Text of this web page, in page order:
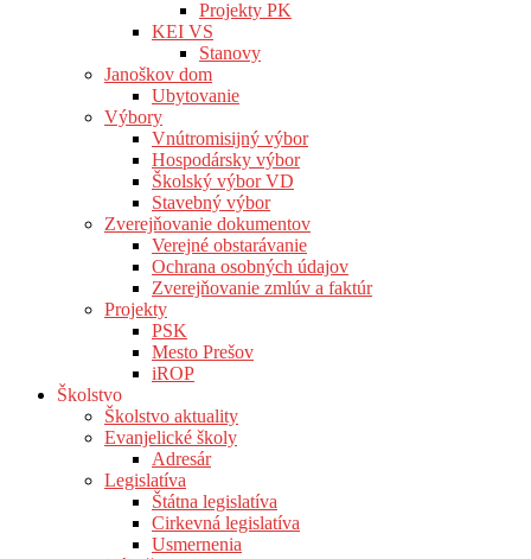
Projekty PK
KEI VS
Stanovy
Janoškov dom
Ubytovanie
Výbory
Vnútromisijný výbor
Hospodársky výbor
Školský výbor VD
Stavebný výbor
Zverejňovanie dokumentov
Verejné obstarávanie
Ochrana osobných údajov
Zverejňovanie zmlúv a faktúr
Projekty
PSK
Mesto Prešov
iROP
Školstvo
Školstvo aktuality
Evanjelické školy
Adresár
Legislatíva
Štátna legislatíva
Cirkevná legislatíva
Usmernenia